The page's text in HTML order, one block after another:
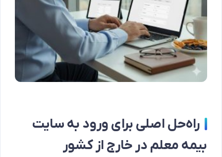
راه‌حل اصلی برای ورود به سایت
بیمه معلم در خارج از کشور